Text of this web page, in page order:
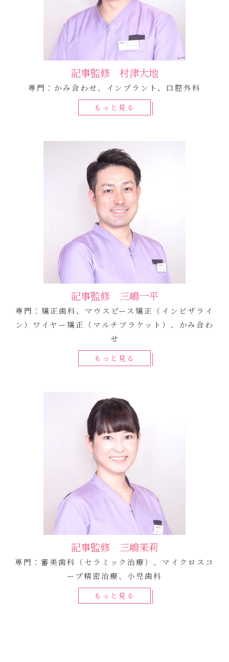
記事監修 村津大地
専門：かみ合わせ、インプラント、口腔外科
もっと見る
記事監修 三嶋一平
専門：矯正歯科、マウスピース矯正（インビザライ
ン）ワイヤー矯正（マルチブラケット）、かみ合わ
せ
もっと見る
記事監修 三嶋茉莉
専門：審美歯科（セラミック治療）、マイクロスコ
ープ精密治療、小児歯科
もっと見る